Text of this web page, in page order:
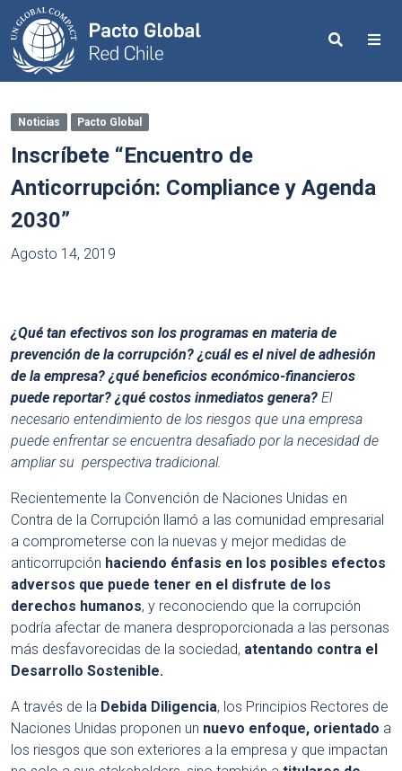
Search
Noticias Pacto Global
Inscríbete “Encuentro de
Anticorrupción: Compliance y Agenda
2030”
Agosto 14, 2019
¿Qué tan efectivos son los programas en materia de
prevención de la corrupción? ¿cuál es el nivel de adhesión
de la empresa? ¿qué beneficios económico-financieros
puede reportar? ¿qué costos inmediatos genera? El
necesario entendimiento de los riesgos que una empresa
puede enfrentar se encuentra desafiado por la necesidad de
ampliar su perspectiva tradicional.
Recientemente la Convención de Naciones Unidas en
Contra de la Corrupción llamó a las comunidad empresarial
a comprometerse con la nuevas y mejor medidas de
anticorrupción haciendo énfasis en los posibles efectos
adversos que puede tener en el disfrute de los
derechos humanos, y reconociendo que la corrupción
podría afectar de manera desproporcionada a las personas
más desfavorecidas de la sociedad, atentando contra el
Desarrollo Sostenible.
A través de la Debida Diligencia, los Principios Rectores de
Naciones Unidas proponen un nuevo enfoque, orientado a
los riesgos que son exteriores a la empresa y que impactan